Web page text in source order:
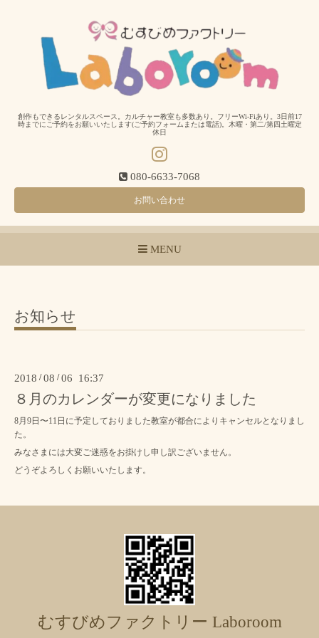
創作もできるレンタルスペース。カルチャー教室も多数あり。フリーWi-Fiあり。3日前17
時までにご予約をお願いいたします(ご予約フォームまたは電話)。木曜・第二/第四土曜定
休日
080-6633-7068
お問い合わせ
MENU
お知らせ
2018 /08 /06 16:37
８月のカレンダーが変更になりました
8月9日〜11日に予定しておりました教室が都合によりキャンセルとなりまし
た。
みなさまには大変ご迷惑をお掛けし申し訳ございません。
どうぞよろしくお願いいたします。
むすびめファクトリー Laboroom